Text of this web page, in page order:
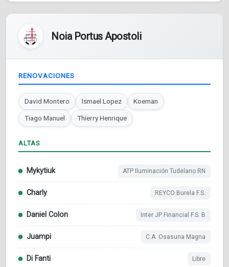
Noia Portus Apostoli
RENOVACIONES
David Montero Ismael Lopez Koeman
Tiago Manuel Thierry Henrique
ALTAS
Mykytiuk ATP Iluminación Tudelano RN
Charly REYCO Burela F.S.
Daniel Colon Inter JP Financial F.S. B
Juampi C.A. Osasuna Magna
Di Fanti Libre